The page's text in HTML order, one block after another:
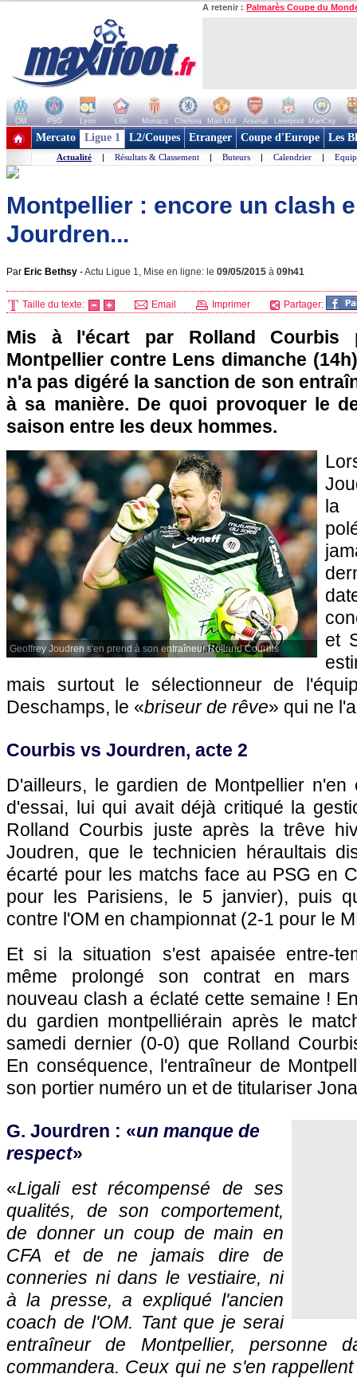
A retenir : Palmarès Coupe du
OM PSG Lyon Lille Monaco Chelsea Man Utd Arsenal Liverpool ManCity
+ de clubs
Mercato Ligue 1 L2/Coupes Etranger Coupe d'Europe Les
Actualité | Résultats & Classement | Buteurs | Calendrier |
Montpellier : encore un clash
Jourdren...
Par Eric Bethsy -Actu Ligue 1, Mise en ligne: le 09/05/2015 à 09h41
Taille du texte: Email Imprimer Partager:
Mis à l'écart par Rolland Courbis
Montpellier contre Lens dimanche
n'a pas digéré la sanction de son
à sa manière. De quoi provoquer le
saison entre les deux hommes.
Geoffrey Joudren s'en prend à son entraîneur Rolland Courbis
la
et
mais surtout le sélectionneur de
Deschamps, le «briseur de rêve» qui ne
Courbis vs Jourdren, acte 2
D'ailleurs, le gardien de Montpellier
d'essai, lui qui avait déjà critiqué la
Rolland Courbis juste après la trêve
Joudren, que le technicien héraultais
écarté pour les matchs face au PSG en
pour les Parisiens, le 5 janvier), puis
contre l'OM en championnat (2-1 pour le
Et si la situation s'est apaisée entre-
même prolongé son contrat en
nouveau clash a éclaté cette semaine !
du gardien montpelliérain après le
samedi dernier (0-0) que Rolland
En conséquence, l'entraîneur de
son portier numéro un et de titulariser
G. Jourdren : «un manque de
respect»
«Ligali est récompensé de ses
qualités, de son comportement,
de donner un coup de main en
CFA et de ne jamais dire de
conneries ni dans le vestiaire, ni
à la presse, a expliqué l'ancien
coach de l'OM. Tant que je serai
entraîneur de Montpellier, personne
commandera. Ceux qui ne s'en